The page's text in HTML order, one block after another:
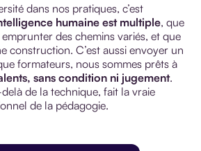
dans nos pratiques, c’est
humaine est multiple, que
emprunter des chemins variés, et que
construction. C’est aussi envoyer un
formateurs, nous sommes prêts à
sans condition ni jugement.
de la technique, fait la vraie
de la pédagogie.